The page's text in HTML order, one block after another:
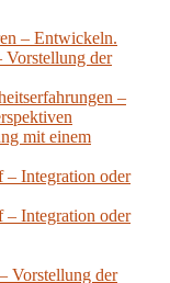
– Entwickeln.
Vorstellung der
–
mit einem
– Integration oder
– Integration oder
Vorstellung der